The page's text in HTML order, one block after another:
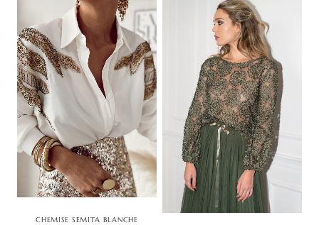
CHEMISE SEMITA BLANCHE
€44,95 BLOUSE AGATHE À FLEURS